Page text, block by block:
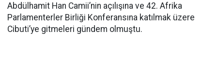
Abdülhamit Han Camii’nin açılışına ve 42. Afrika
Parlamenterler Birliği Konferansına katılmak üzere
Cibuti’ye gitmeleri gündem olmuştu.